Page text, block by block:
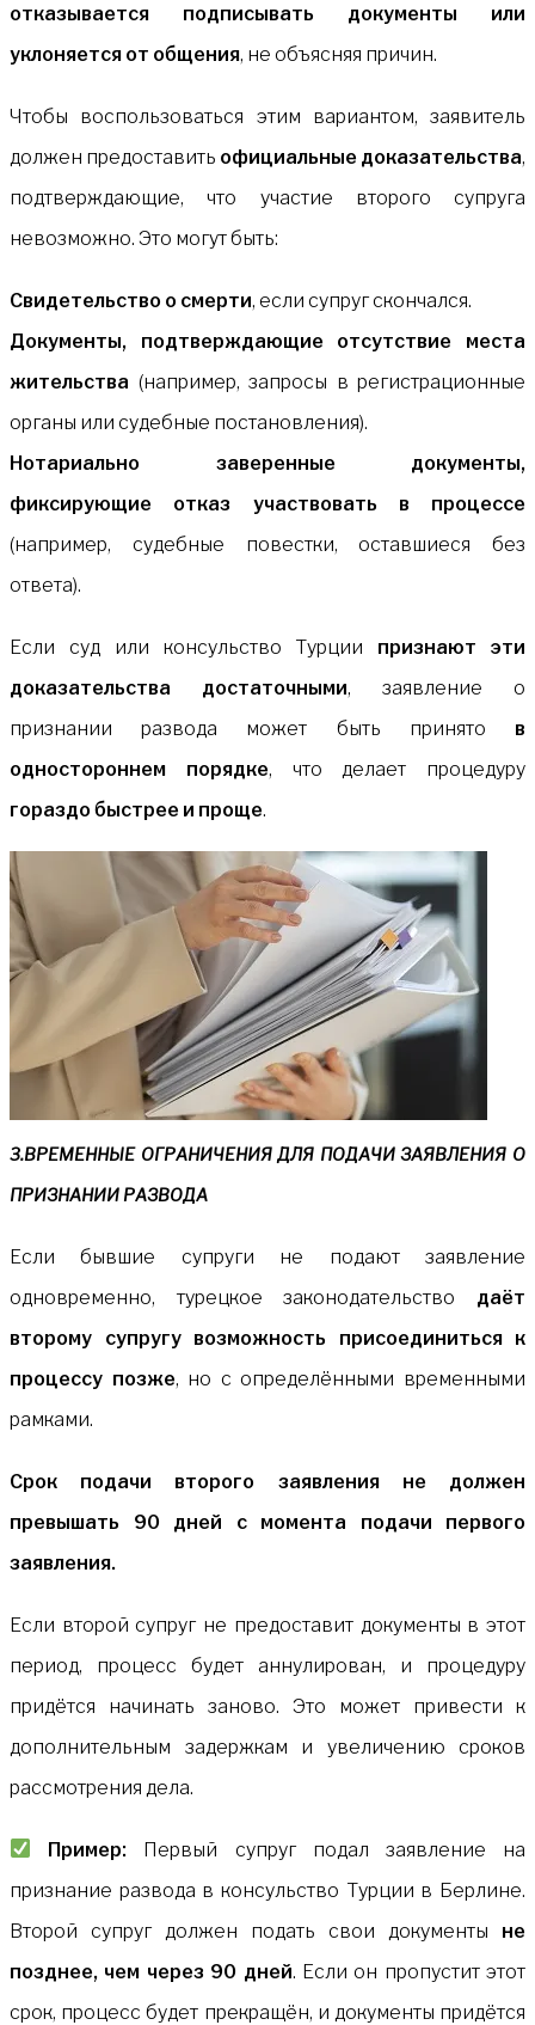
отказывается подписывать документы или
уклоняется от общения, не объясняя причин.
Чтобы воспользоваться этим вариантом, заявитель
должен предоставить официальные доказательства,
подтверждающие, что участие второго супруга
невозможно. Это могут быть:
Свидетельство о смерти, если супруг скончался.
Документы, подтверждающие отсутствие места
жительства (например, запросы в регистрационные
органы или судебные постановления).
Нотариально заверенные документы,
фиксирующие отказ участвовать в процессе
(например, судебные повестки, оставшиеся без
ответа).
Если суд или консульство Турции признают эти
доказательства достаточными, заявление о
признании развода может быть принято в
одностороннем порядке, что делает процедуру
гораздо быстрее и проще.
3.ВРЕМЕННЫЕ ОГРАНИЧЕНИЯ ДЛЯ ПОДАЧИ ЗАЯВЛЕНИЯ О
ПРИЗНАНИИ РАЗВОДА
Если бывшие супруги не подают заявление
одновременно, турецкое законодательство даёт
второму супругу возможность присоединиться к
процессу позже, но с определёнными временными
рамками.
Срок подачи второго заявления не должен
превышать 90 дней с момента подачи первого
заявления.
Если второй супруг не предоставит документы в этот
период, процесс будет аннулирован, и процедуру
придётся начинать заново. Это может привести к
дополнительным задержкам и увеличению сроков
рассмотрения дела.
Пример: Первый супруг подал заявление на
признание развода в консульство Турции в Берлине.
Второй супруг должен подать свои документы не
позднее, чем через 90 дней. Если он пропустит этот
срок, процесс будет прекращён, и документы придётся